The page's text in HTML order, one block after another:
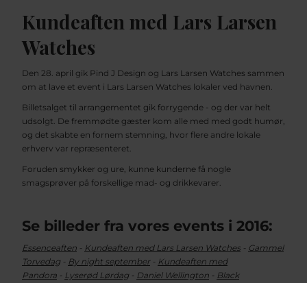
Kundeaften med Lars Larsen
Watches
Den 28. april gik Pind J Design og Lars Larsen Watches sammen
om at lave et event i Lars Larsen Watches lokaler ved havnen.
Billetsalget til arrangementet gik forrygende - og der var helt
udsolgt. De fremmødte gæster kom alle med med godt humør,
og det skabte en fornem stemning, hvor flere andre lokale
erhverv var repræsenteret.
Foruden smykker og ure, kunne kunderne få nogle
smagsprøver på forskellige mad- og drikkevarer.
Se billeder fra vores events i 2016:
Essenceaften - Kundeaften med Lars Larsen Watches - Gammel
Torvedag - By night september - Kundeaften med
Pandora - Lyserød Lørdag - Daniel Wellington - Black